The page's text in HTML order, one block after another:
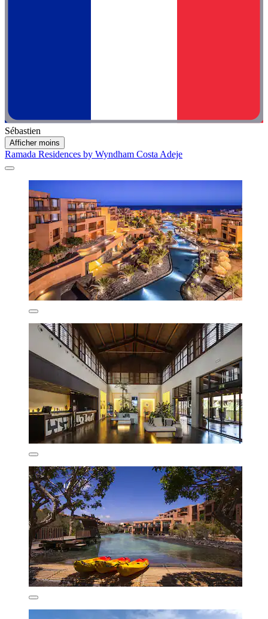
Sébastien
Afficher moins
Ramada Residences by Wyndham Costa Adeje